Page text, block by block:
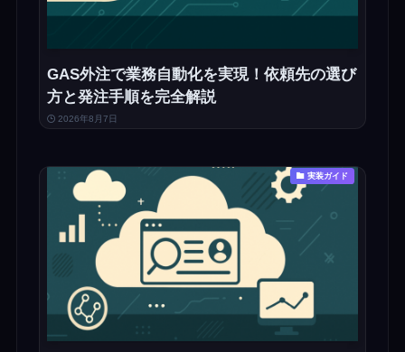
GAS外注で業務自動化を実現！依頼先の選び
方と発注手順を完全解説
2026年8月7日
実装ガイド